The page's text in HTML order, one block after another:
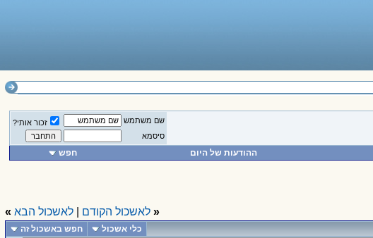
שם משתמש
זכור אותי?
סיסמא
ההודעות של היום חפש
« לאשכול הקודם לאשכול הבא »
כלי אשכול חפש באשכול זה